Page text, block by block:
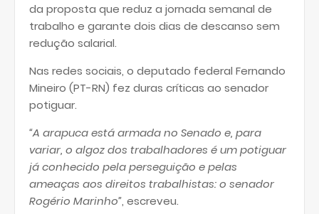
da proposta que reduz a jornada semanal de
trabalho e garante dois dias de descanso sem
redução salarial.
Nas redes sociais, o deputado federal Fernando
Mineiro (PT-RN) fez duras críticas ao senador
potiguar.
“A arapuca está armada no Senado e, para
variar, o algoz dos trabalhadores é um potiguar
já conhecido pela perseguição e pelas
ameaças aos direitos trabalhistas: o senador
Rogério Marinho”, escreveu.